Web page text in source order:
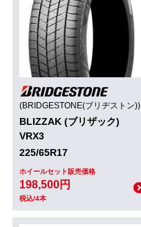
(BRIDGESTONE(ブリヂストン))
BLIZZAK (ブリザック)
VRX3
225/65R17
ホイールセット販売価格
198,500円
税込/4本